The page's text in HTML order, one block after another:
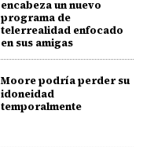
encabeza un nuevo
programa de
telerrealidad enfocado
en sus amigas
Moore podría perder su
idoneidad
temporalmente